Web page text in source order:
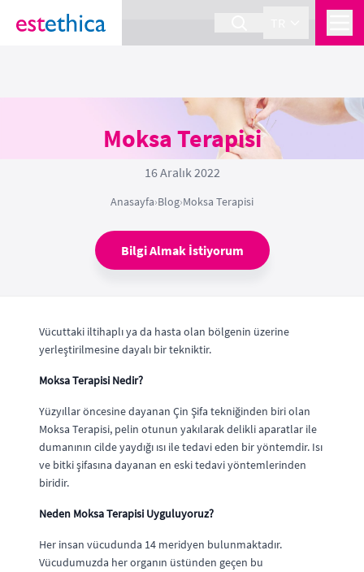
section Service {
Moksa Terapisi
16 Aralık 2022
Anasayfa›Blog›Moksa Terapisi
Bilgi Almak İstiyorum
Vücuttaki iltihaplı ya da hasta olan bölgenin üzerine
yerleştirilmesine dayalı bir tekniktir.
Moksa Terapisi Nedir?
Yüzyıllar öncesine dayanan Çin Şifa tekniğinden biri olan
Moksa Terapisi, pelin otunun yakılarak delikli aparatlar ile
dumanının cilde yaydığı ısı ile tedavi eden bir yöntemdir. Isı
ve bitki şifasına dayanan en eski tedavi yöntemlerinden
biridir.
Neden Moksa Terapisi Uyguluyoruz?
Her insan vücudunda 14 meridyen bulunmaktadır.
Vücudumuzda her organın üstünden geçen bu